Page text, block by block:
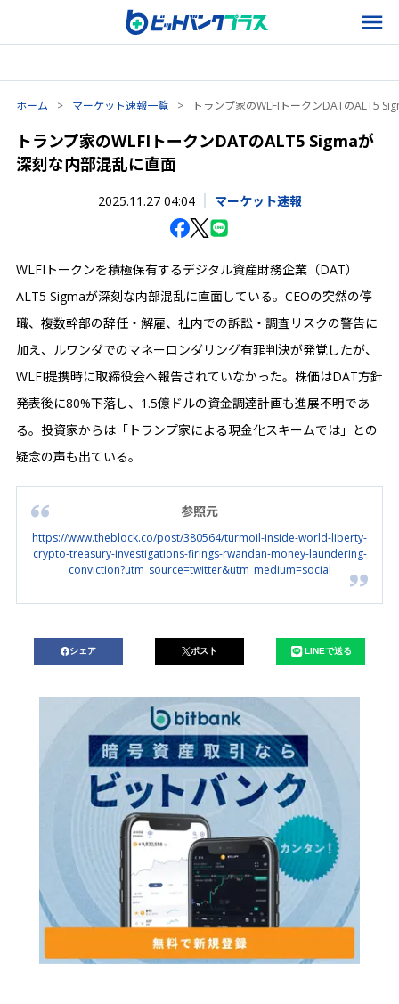
ホーム > マーケット速報一覧 > トランプ家のWLFIトークンDATのALT5
トランプ家のWLFIトークンDATのALT5 Sigmaが
深刻な内部混乱に直面
2025.11.27 04:04 マーケット速報
WLFIトークンを積極保有するデジタル資産財務企業（DAT）
ALT5 Sigmaが深刻な内部混乱に直面している。CEOの突然の停
職、複数幹部の辞任・解雇、社内での訴訟・調査リスクの警告に
加え、ルワンダでのマネーロンダリング有罪判決が発覚したが、
WLFI提携時に取締役会へ報告されていなかった。株価はDAT方針
発表後に80%下落し、1.5億ドルの資金調達計画も進展不明であ
る。投資家からは「トランプ家による現金化スキームでは」との
疑念の声も出ている。
参照元
https://www.theblock.co/post/380564/turmoil-inside-world-liberty-
crypto-treasury-investigations-firings-rwandan-money-laundering-
conviction?utm_source=twitter&utm_medium=social
シェア ポスト LINEで送る